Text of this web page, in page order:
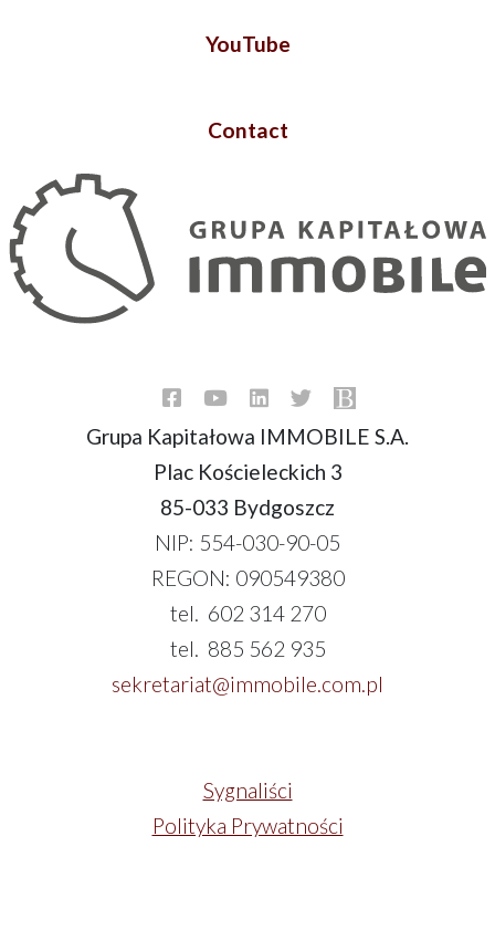
YouTube
Contact
Grupa Kapitałowa IMMOBILE S.A.
Plac Kościeleckich 3
85-033 Bydgoszcz
NIP: 554-030-90-05
REGON: 090549380
tel. 602 314 270
tel. 885 562 935
sekretariat@immobile.com.pl
Sygnaliści
Polityka Prywatności